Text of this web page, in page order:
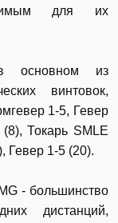
для их
основном из
винтовок,
1-5, Гевер
Токарь SMLE
Гевер 1-5 (20).
- большинство
дистанций,